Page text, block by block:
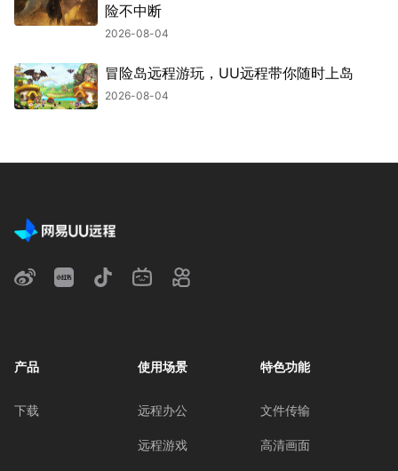
险不中断
2026-08-04
冒险岛远程游玩，UU远程带你随时上岛
2026-08-04
产品
下载
使用场景
远程办公
远程游戏
特色功能
文件传输
高清画面